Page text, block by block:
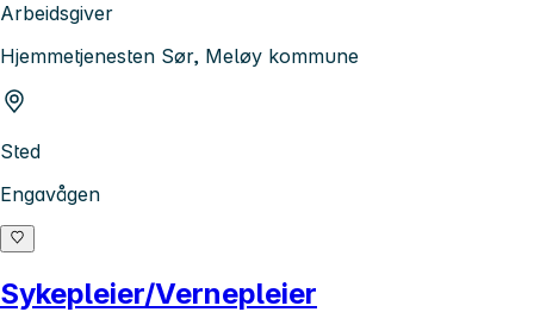
Arbeidsgiver
Hjemmetjenesten Sør, Meløy kommune
Sted
Engavågen
Sykepleier/Vernepleier